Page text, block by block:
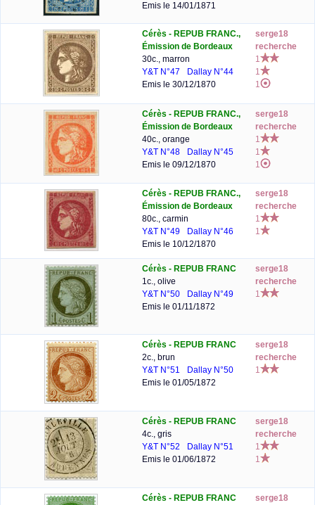
Emis le 14/01/1871
Cérès - REPUB FRANC.,
Émission de Bordeaux
30c., marron
Y&T N°47
Dallay N°44
Emis le 30/12/1870
serge18
recherche
1
1
1
Cérès - REPUB FRANC.,
Émission de Bordeaux
40c., orange
Y&T N°48
Dallay N°45
Emis le 09/12/1870
serge18
recherche
1
1
1
Cérès - REPUB FRANC.,
Émission de Bordeaux
80c., carmin
Y&T N°49
Dallay N°46
Emis le 10/12/1870
serge18
recherche
1
1
Cérès - REPUB FRANC
1c., olive
Y&T N°50
Dallay N°49
Emis le 01/11/1872
serge18
recherche
1
Cérès - REPUB FRANC
2c., brun
Y&T N°51
Dallay N°50
Emis le 01/05/1872
serge18
recherche
1
Cérès - REPUB FRANC
4c., gris
Y&T N°52
Dallay N°51
Emis le 01/06/1872
serge18
recherche
1
1
Cérès - REPUB FRANC
serge18